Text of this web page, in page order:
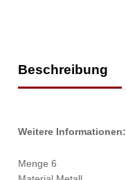
Beschreibung
Weitere Informationen:
Menge 6